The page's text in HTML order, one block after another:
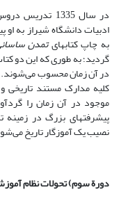
در سال 1335
ادبیات دانشگاه شیراز به
به چاپ کتابهایتمدن
گردید؛ به طوری که این دو
در آن زمان محسوب می‌شوند.
کلیه مدارک مستند تاریخی
موجود در آن زمان را
پیشرفتهای بزرگ در
نصیب یک آموزگار تاریخ
دورة سوم) تحولات نظام